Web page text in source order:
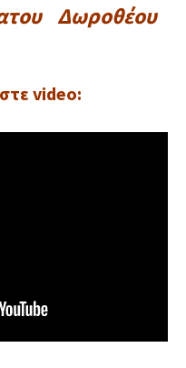
Δωροθέου
video: